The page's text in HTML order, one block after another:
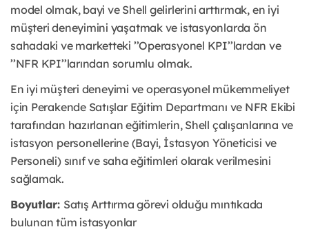
model olmak, bayi ve Shell gelirlerini arttırmak, en iyi
müşteri deneyimini yaşatmak ve istasyonlarda ön
sahadaki ve marketteki ’’Operasyonel KPI’’lardan ve
’’NFR KPI’’larından sorumlu olmak.
En iyi müşteri deneyimi ve operasyonel mükemmeliyet
için Perakende Satışlar Eğitim Departmanı ve NFR Ekibi
tarafından hazırlanan eğitimlerin, Shell çalışanlarına ve
istasyon personellerine (Bayi, İstasyon Yöneticisi ve
Personeli) sınıf ve saha eğitimleri olarak verilmesini
sağlamak.
Boyutlar: Satış Arttırma görevi olduğu mıntıkada
bulunan tüm istasyonlar